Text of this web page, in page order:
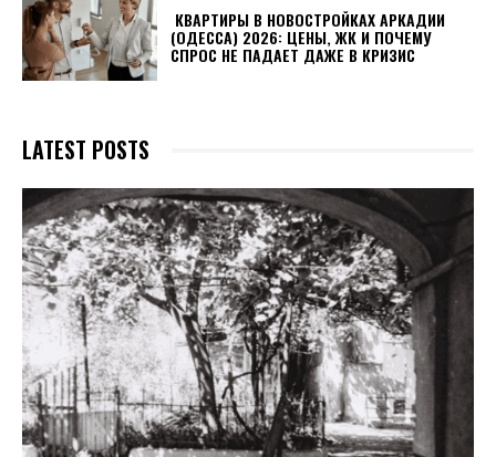
КВАРТИРЫ В НОВОСТРОЙКАХ АРКАДИИ
(ОДЕССА) 2026: ЦЕНЫ, ЖК И ПОЧЕМУ
СПРОС НЕ ПАДАЕТ ДАЖЕ В КРИЗИС
LATEST POSTS